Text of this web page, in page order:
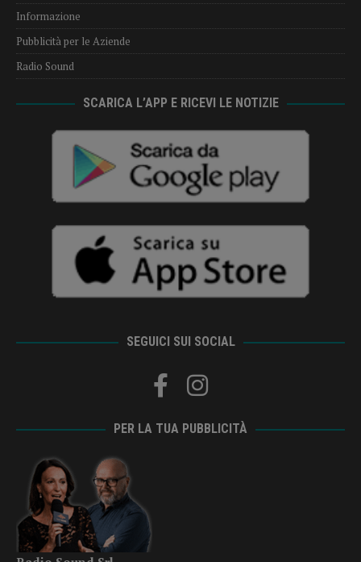
Informazione
Pubblicità per le Aziende
Radio Sound
SCARICA L’APP E RICEVI LE NOTIZIE
SEGUICI SUI SOCIAL
PER LA TUA PUBBLICITÀ